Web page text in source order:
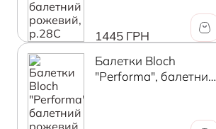
1445 ГРН
Балетки Bloch
"Performa", балетний